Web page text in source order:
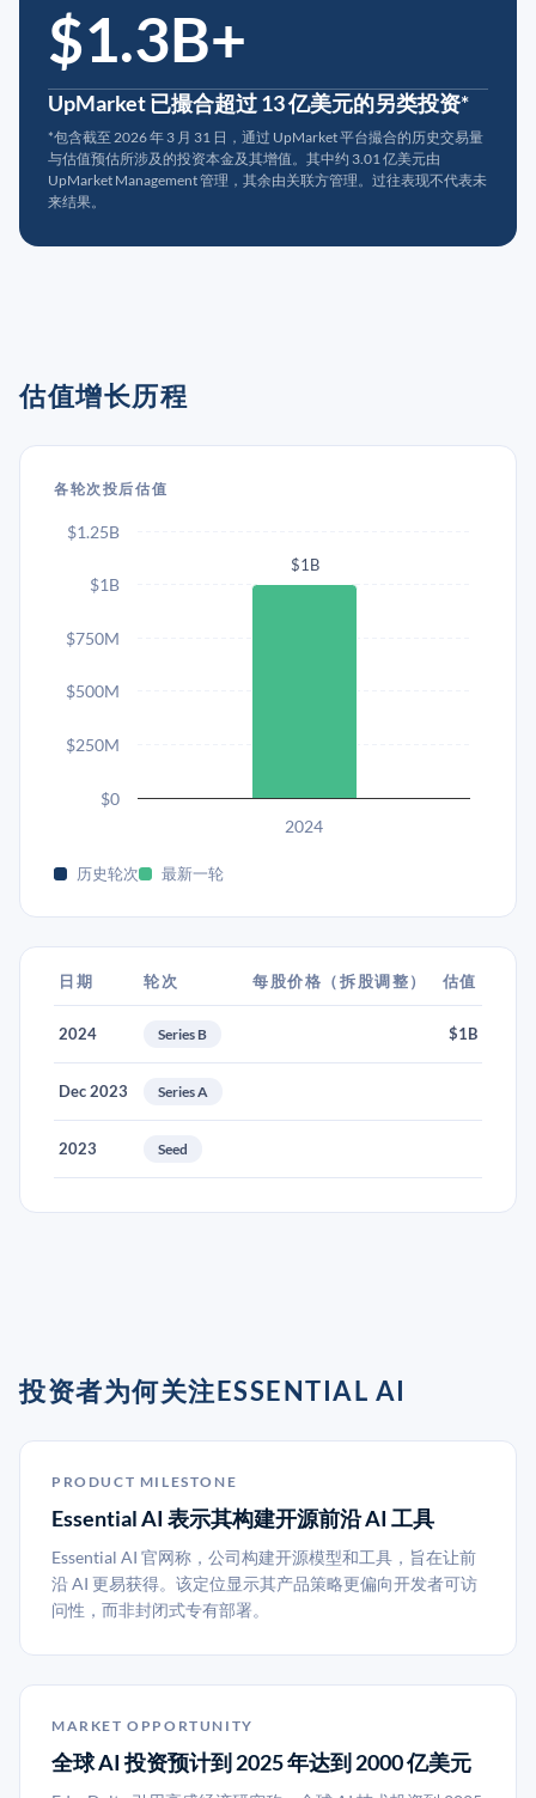
$1.3B+
UpMarket 已撮合超过 13 亿美元的另类投资*
*包含截至 2026 年 3 月 31 日，通过 UpMarket 平台撮合的历史交易量
与估值预估所涉及的投资本金及其增值。其中约 3.01 亿美元由
UpMarket Management 管理，其余由关联方管理。过往表现不代表未
来结果。
估值增长历程
各轮次投后估值
$1B
2024
$0
$250M
$500M
$750M
$1B
$1.25B
历史轮次 最新一轮
日期 轮次 每股价格（拆股调整） 估值
2024 Series B $1B
Dec 2023 Series A
2023 Seed
投资者为何关注ESSENTIAL AI
PRODUCT MILESTONE
Essential AI 表示其构建开源前沿 AI 工具
Essential AI 官网称，公司构建开源模型和工具，旨在让前
沿 AI 更易获得。该定位显示其产品策略更偏向开发者可访
问性，而非封闭式专有部署。
MARKET OPPORTUNITY
全球 AI 投资预计到 2025 年达到 2000 亿美元